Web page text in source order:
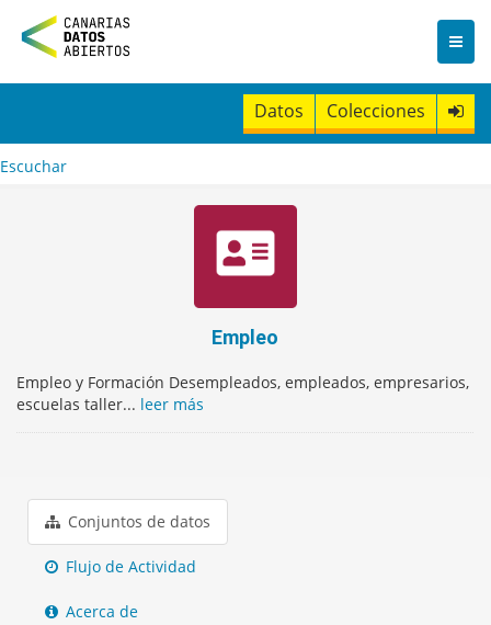
n
t
Datos Colecciones
Escuchar
Empleo
Empleo y Formación Desempleados, empleados, empresarios,
escuelas taller... leer más
Conjuntos de datos
Flujo de Actividad
Acerca de